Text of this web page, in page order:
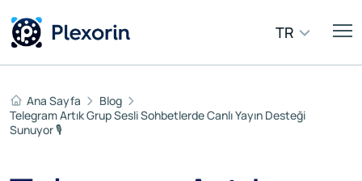
TR
Ana Sayfa
Blog
Telegram Artık Grup Sesli Sohbetlerde Canlı Yayın Desteği
Sunuyor 🎙️